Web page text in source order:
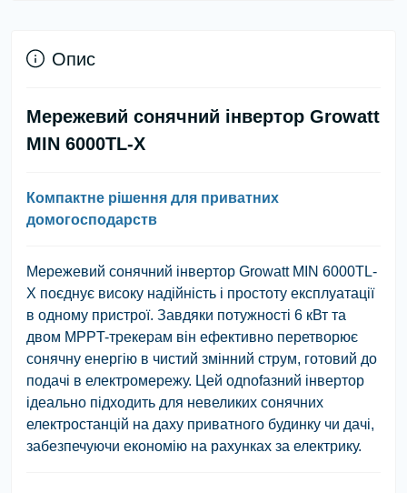
Опис
Мережевий сонячний інвертор Growatt
MIN 6000TL-X
Компактне рішення для приватних
домогосподарств
Мережевий сонячний інвертор Growatt MIN 6000TL-
X поєднує високу надійність і простоту експлуатації
в одному пристрої. Завдяки потужності 6 кВт та
двом MPPT-трекерам він ефективно перетворює
сонячну енергію в чистий змінний струм, готовий до
подачі в електромережу. Цей одnofазний інвертор
ідеально підходить для невеликих сонячних
електростанцій на даху приватного будинку чи дачі,
забезпечуючи економію на рахунках за електрику.